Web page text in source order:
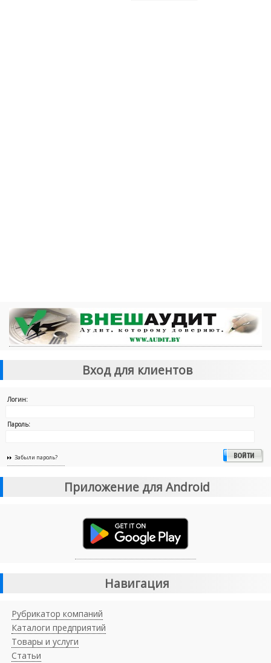
Вход для клиентов
Логин:
Пароль:
Забыли пароль?
Приложение для Android
Навигация
Рубрикатор компаний
Каталоги предприятий
Товары и услуги
Статьи